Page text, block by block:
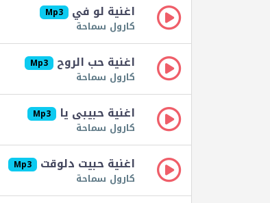
اغنية لو في Mp3
كارول سماحة
اغنية حب الروح Mp3
كارول سماحة
اغنية حبيبى يا Mp3
كارول سماحة
اغنية حبيت دلوقت Mp3
كارول سماحة